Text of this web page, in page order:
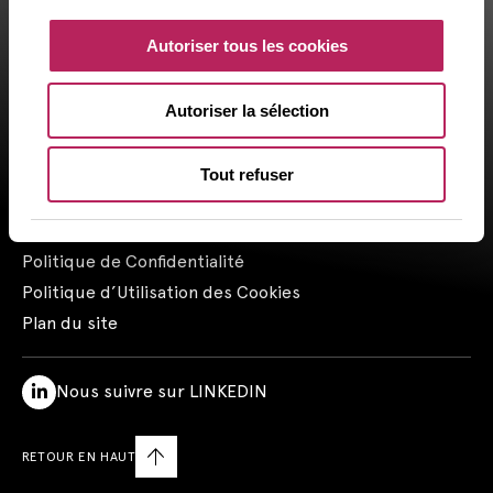
Autoriser tous les cookies
Autoriser la sélection
Tout refuser
registered by the Orias under the number 14003497 since the
05/28/2014. CAPZA Transition SAS, subsidiary majority owned by
CAPZA, has financial investment advisor status (CIF in France)
Mentions Légales
Politique de Confidentialité
Politique d’Utilisation des Cookies
Plan du site
Nous suivre sur LINKEDIN
RETOUR EN HAUT